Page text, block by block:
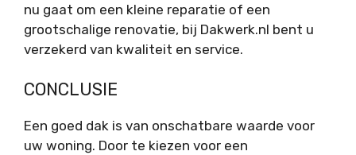
nu gaat om een kleine reparatie of een
grootschalige renovatie, bij Dakwerk.nl bent u
verzekerd van kwaliteit en service.
CONCLUSIE
Een goed dak is van onschatbare waarde voor
uw woning. Door te kiezen voor een